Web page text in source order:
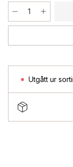
Utgått ur